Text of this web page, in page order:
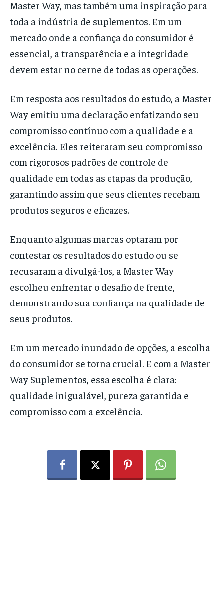
Master Way, mas também uma inspiração para
toda a indústria de suplementos. Em um
mercado onde a confiança do consumidor é
essencial, a transparência e a integridade
devem estar no cerne de todas as operações.
Em resposta aos resultados do estudo, a Master
Way emitiu uma declaração enfatizando seu
compromisso contínuo com a qualidade e a
excelência. Eles reiteraram seu compromisso
com rigorosos padrões de controle de
qualidade em todas as etapas da produção,
garantindo assim que seus clientes recebam
produtos seguros e eficazes.
Enquanto algumas marcas optaram por
contestar os resultados do estudo ou se
recusaram a divulgá-los, a Master Way
escolheu enfrentar o desafio de frente,
demonstrando sua confiança na qualidade de
seus produtos.
Em um mercado inundado de opções, a escolha
do consumidor se torna crucial. E com a Master
Way Suplementos, essa escolha é clara:
qualidade inigualável, pureza garantida e
compromisso com a excelência.